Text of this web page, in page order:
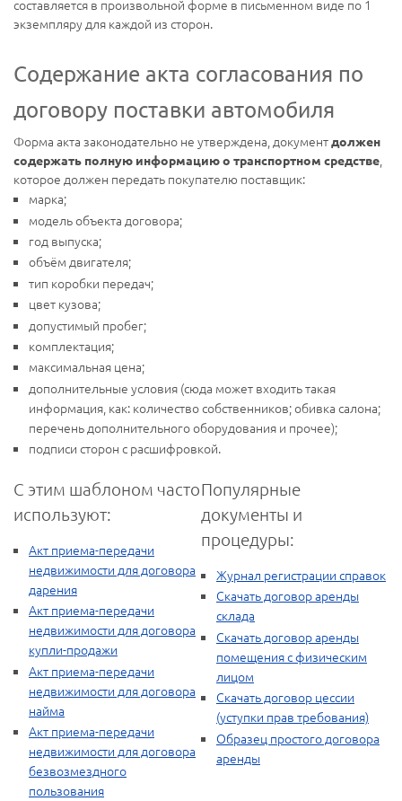
составляется в произвольной форме в письменном виде по 1
экземпляру для каждой из сторон.
Содержание акта согласования по
договору поставки автомобиля
Форма акта законодательно не утверждена, документдолжен
содержать полную информацию о транспортном средстве,
которое должен передать покупателю поставщик:
марка;
модель объекта договора;
год выпуска;
объём двигателя;
тип коробки передач;
цвет кузова;
допустимый пробег;
комплектация;
максимальная цена;
дополнительные условия (сюда может входить такая
информация, как: количество собственников; обивка салона;
перечень дополнительного оборудования и прочее);
подписи сторон с расшифровкой.
С этим шаблоном часто
используют:
Акт приема-передачи
недвижимости для договора
дарения
Акт приема-передачи
недвижимости для договора
купли-продажи
Акт приема-передачи
недвижимости для договора
найма
Акт приема-передачи
недвижимости для договора
безвозмездного
пользования
Популярные
документы и
процедуры:
Журнал регистрации справок
Скачать договор аренды
склада
Скачать договор аренды
помещения с физическим
лицом
Скачать договор цессии
(уступки прав требования)
Образец простого договора
аренды